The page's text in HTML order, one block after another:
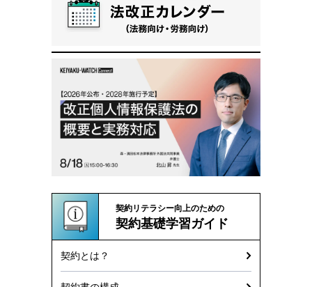
契約リテラシー向上のための
契約基礎学習ガイド
契約とは？